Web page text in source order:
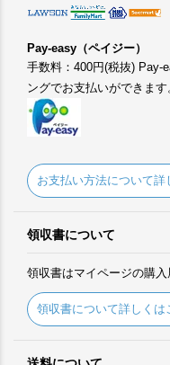
Pay-easy（ペイジー）
手数料：400円(税抜) Pay-
ングでお支払いができます
お支払い方法について詳
領収書について
領収書はマイページの購入
領収書について詳しくは